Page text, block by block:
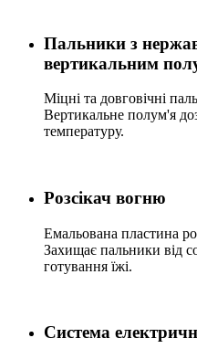
Пальники з
вертикальним
Міцні та довговічні
Вертикальне полум'я
температуру.
Розсікач вогню
Емальована пластина
Захищає пальники від
готування їжі.
Система